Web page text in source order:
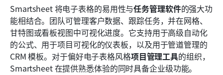
Smartsheet 将电子表格的易用性与任务管理软件的强大功
能相结合。团队可管理客户数据、跟踪任务，并在网格、
甘特图或看板视图中可视化进度。它支持用于高级自动化
的公式、用于项目可视化的仪表板，以及用于管道管理的
CRM 模板。对于偏好电子表格风格项目管理工具的组织，
Smartsheet 在提供熟悉体验的同时具备企业级功能。